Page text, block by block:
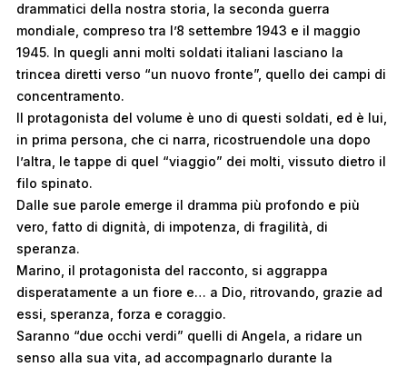
drammatici della nostra storia, la seconda guerra
mondiale, compreso tra l’8 settembre 1943 e il maggio
1945. In quegli anni molti soldati italiani lasciano la
trincea diretti verso “un nuovo fronte”, quello dei campi di
concentramento.
Il protagonista del volume è uno di questi soldati, ed è lui,
in prima persona, che ci narra, ricostruendole una dopo
l’altra, le tappe di quel “viaggio” dei molti, vissuto dietro il
filo spinato.
Dalle sue parole emerge il dramma più profondo e più
vero, fatto di dignità, di impotenza, di fragilità, di
speranza.
Marino, il protagonista del racconto, si aggrappa
disperatamente a un fiore e… a Dio, ritrovando, grazie ad
essi, speranza, forza e coraggio.
Saranno “due occhi verdi” quelli di Angela, a ridare un
senso alla sua vita, ad accompagnarlo durante la